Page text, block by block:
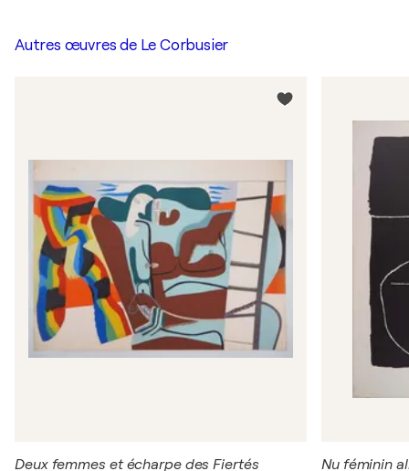
Autres œuvres de Le Corbusier
Deux femmes et écharpe des Fiertés Nu féminin